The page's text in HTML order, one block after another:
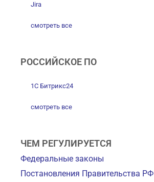
Jira
смотреть все
РОССИЙСКОЕ ПО
1С Битрикс24
смотреть все
ЧЕМ РЕГУЛИРУЕТСЯ
Федеральные законы
Постановления Правительства РФ